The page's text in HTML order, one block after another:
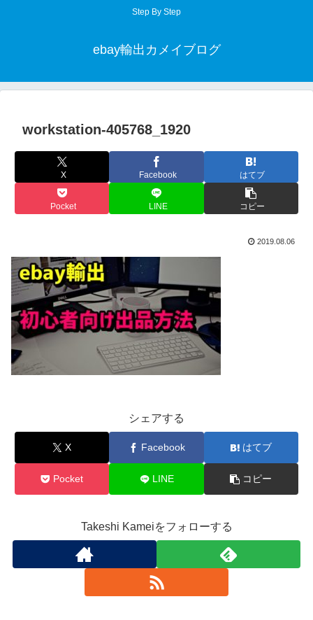
Step By Step
ebay輸出カメイブログ
workstation-405768_1920
X Facebook はてブ
Pocket LINE コピー
2019.08.06
シェアする
X Facebook はてブ
Pocket LINE コピー
Takeshi Kameiをフォローする